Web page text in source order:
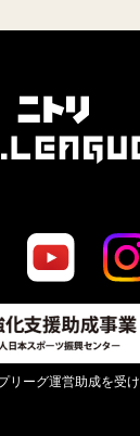
リーグ運営助成を受け